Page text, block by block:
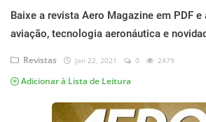
Ebooks
Web
Baixe a revista Aero Magazine em PDF
aviação, tecnologia aeronáutica e
Revistas Jan 22, 2021 0 2479
Adicionar à Lista de Leitura